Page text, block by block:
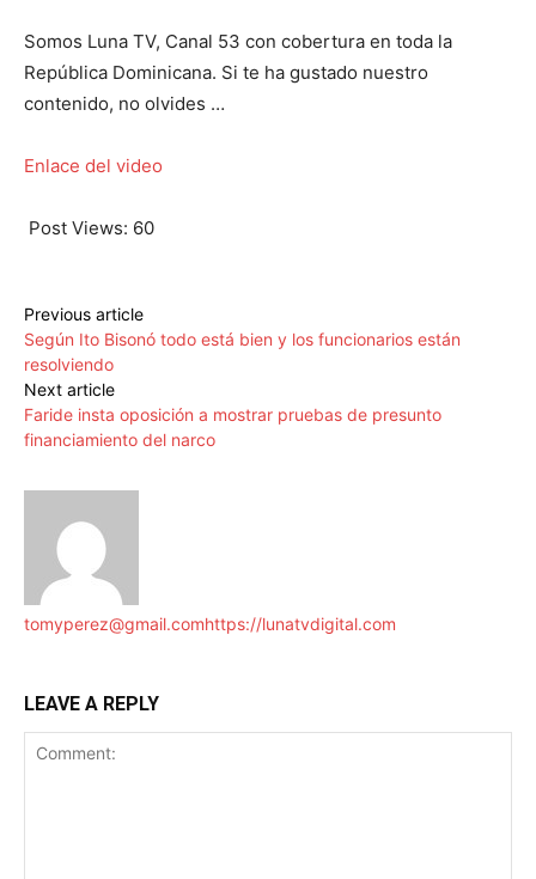
Somos Luna TV, Canal 53 con cobertura en toda la
República Dominicana. Si te ha gustado nuestro
contenido, no olvides …
Enlace del video
Post Views: 60
Previous article
Según Ito Bisonó todo está bien y los funcionarios están
resolviendo
Next article
Faride insta oposición a mostrar pruebas de presunto
financiamiento del narco
tomyperez@gmail.comhttps://lunatvdigital.com
LEAVE A REPLY